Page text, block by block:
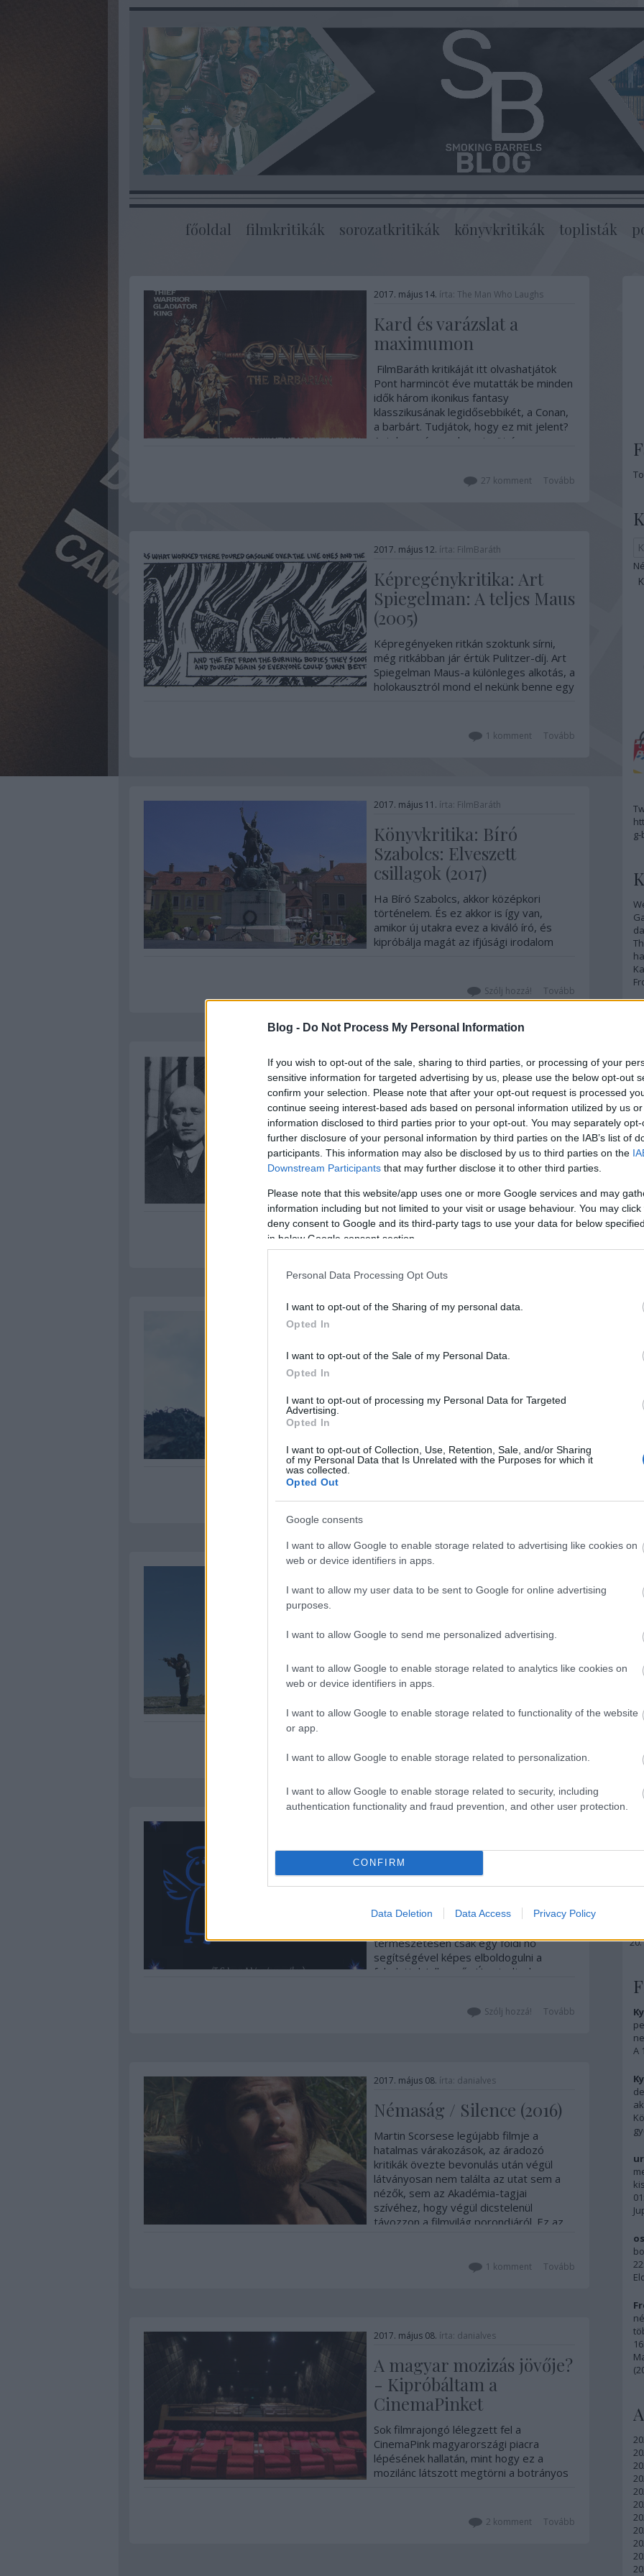
Blog - Do Not Process My Personal Information
If you wish to opt-out of the sale, sharing to third parties, or processing of your
sensitive information for targeted advertising by us, please use the below opt-out
confirm your selection. Please note that after your opt-out request is processed
continue seeing interest-based ads based on personal information utilized by us
information disclosed to third parties prior to your opt-out. You may separately
further disclosure of your personal information by third parties on the IAB’s list of
participants. This information may also be disclosed by us to third parties on the
Downstream Participants that may further disclose it to other third parties.
Please note that this website/app uses one or more Google services and may
information including but not limited to your visit or usage behaviour. You may
deny consent to Google and its third-party tags to use your data for below
in below Google consent section.
Personal Data Processing Opt Outs
I want to opt-out of the Sharing of my personal data.
Opted In
I want to opt-out of the Sale of my Personal Data.
Opted In
I want to opt-out of processing my Personal Data for Targeted
Advertising.
Opted In
I want to opt-out of Collection, Use, Retention, Sale, and/or Sharing
of my Personal Data that Is Unrelated with the Purposes for which it
was collected.
Opted Out
Google consents
I want to allow Google to enable storage related to advertising like cookies on
web or device identifiers in apps.
I want to allow my user data to be sent to Google for online advertising
purposes.
I want to allow Google to send me personalized advertising.
I want to allow Google to enable storage related to analytics like cookies on
web or device identifiers in apps.
I want to allow Google to enable storage related to functionality of the website
or app.
I want to allow Google to enable storage related to personalization.
I want to allow Google to enable storage related to security, including
authentication functionality and fraud prevention, and other user protection.
CONFIRM
Data Deletion Data Access Privacy Policy
főoldal filmkritikák sorozatkritikák könyvkritikák toplisták
2017. május 14. írta: The Man Who Laughs
Kard és varázslat a
maximumon
FilmBaráth kritikáját itt olvashatjátok
Pont harmincöt éve mutatták be minden
idők három ikonikus fantasy
klasszikusának legidősebbikét, a Conan,
a barbárt. Tudjátok, hogy ez mit jelent?
Azt, hogy éppen harmincöt éve nem
Tovább
27 komment
2017. május 12. írta: FilmBaráth
Képregénykritika: Art
Spiegelman: A teljes Maus
(2005)
Képregényeken ritkán szoktunk sírni,
még ritkábban jár értük Pulitzer-díj. Art
Spiegelman Maus-a különleges alkotás, a
holokausztról mond el nekünk benne egy
műből, amelyben nem ember, hanem…
Tovább
1 komment
2017. május 11. írta: FilmBaráth
Könyvkritika: Bíró
Szabolcs: Elveszett
csillagok (2017)
Ha Bíró Szabolcs, akkor középkori
történelem. És ez akkor is így van,
amikor új utakra evez a kiváló író, és
kipróbálja magát az ifjúsági irodalom
nem a kardot forgatja kiválóan (bár
abban sem…
Tovább
Szólj hozzá!
2017. május 10. írta:FilmBaráth
Könyvkritika: Rejtő Jenő:
Csontbrigád (1941)
Ember akarsz lenni vagy Hiéna? Vagy
olyan erős, hogy nem a könnyebb utat
választod, hanem a legnagyobb
embertelenség közepette is megtartod
a hitedet, a becsületedet, felül tudsz
emelkedni a körülményeken és meg
tudod tartani a lelked legmélyén azt az
erkölcsöt, amelyet nem a…
2017. május 10. írta: danialves
legendája / King Arthur:
(2017)
nincs rájuk szükség, és nem azért, amit
szeretünk hangoztatni, de most a
Guy Ritchie Arthur királya nyomán
jobb…
Tovább
2komment
2017. május 09.
Writers' Block: Spring
McInerney-Lacombe
[A FORGATÓKÖNYV INNEN TÖLTHETŐ
LE] Liz Scott lassan 20 éve üldöz
járványokat éjt nappallá téve, most
azonban eddigi legnehezebb feladata
vár rá: egy ebolagyanús esetet kell
hadműveletek (innen a cím) kellős
közepén. Liznek nemcsak azt a…
Tovább
Szólj hozzá!
Könyvkritika: T.C. Lang: A
Lámpás nyomában ( 2016)
egyetlen angyalra vár a feladat, hogy
természetesen csak egy földi nő
segítségével képes elboldogulni a
feladattal. Jellemző. Úgy tudtad, az
Tovább
Szólj hozzá!
2017. május 08. írta: danialves
Némaság / Silence (2016)
Martin Scorsese legújabb filmje a
hatalmas várakozások, az áradozó
kritikák övezte bevonulás után végül
látványosan nem találta az utat sem a
nézők, sem az Akadémia-tagjai
szívéhez, hogy végül dicstelenül
távozzon a filmvilág porondjáról. Ez az
Tovább
1 komment
2017. május 08. írta: danialves
A magyar mozizás jövője?
- Kipróbáltam a
CinemaPinket
Sok filmrajongó lélegzett fel a
CinemaPink magyarországi piacra
lépésének hallatán, mint hogy ez a
mozilánc látszott megtörni a botrányos
képviselne (2 budapesti mozit például a
MiMozink-hálózat is…
Tovább
2 komment
A